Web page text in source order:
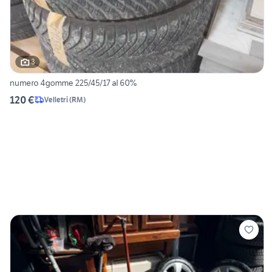
3
numero 4gomme 225/45/17 al 60%
120 € Velletri(RM)